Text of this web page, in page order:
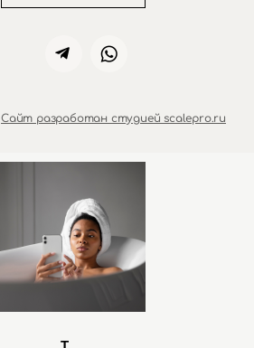
Сайт разработан студией scalepro.ru
ZIELINSKI&ROZEN